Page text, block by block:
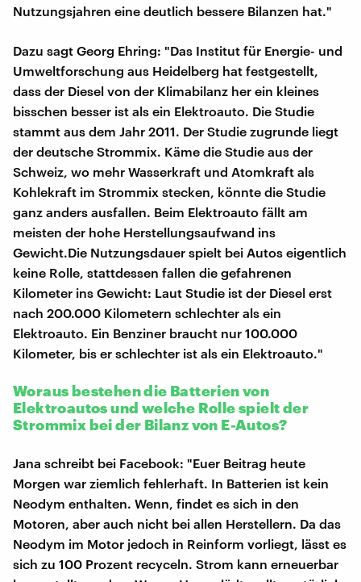
Nutzungsjahren eine deutlich bessere Bilanzen hat."
Dazu sagt Georg Ehring: "Das Institut für Energie- und
Umweltforschung aus Heidelberg hat festgestellt,
dass der Diesel von der Klimabilanz her ein kleines
bisschen besser ist als ein Elektroauto. Die Studie
stammt aus dem Jahr 2011. Der Studie zugrunde liegt
der deutsche Strommix. Käme die Studie aus der
Schweiz, wo mehr Wasserkraft und Atomkraft als
Kohlekraft im Strommix stecken, könnte die Studie
ganz anders ausfallen. Beim Elektroauto fällt am
meisten der hohe Herstellungsaufwand ins
Gewicht.Die Nutzungsdauer spielt bei Autos eigentlich
keine Rolle, stattdessen fallen die gefahrenen
Kilometer ins Gewicht: Laut Studie ist der Diesel erst
nach 200.000 Kilometern schlechter als ein
Elektroauto. Ein Benziner braucht nur 100.000
Kilometer, bis er schlechter ist als ein Elektroauto."
Woraus bestehen die Batterien von
Elektroautos und welche Rolle spielt der
Strommix bei der Bilanz von E-Autos?
Jana schreibt bei Facebook: "Euer Beitrag heute
Morgen war ziemlich fehlerhaft. In Batterien ist kein
Neodym enthalten. Wenn, findet es sich in den
Motoren, aber auch nicht bei allen Herstellern. Da das
Neodym im Motor jedoch in Reinform vorliegt, lässt es
sich zu 100 Prozent recyceln. Strom kann erneuerbar